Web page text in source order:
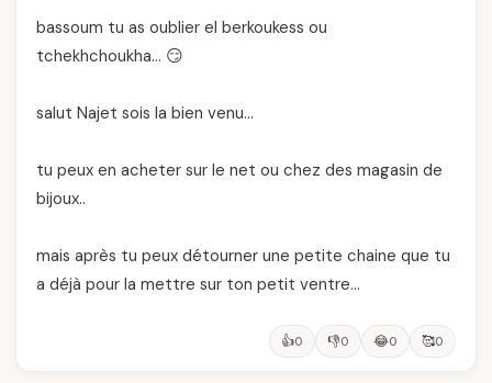
bassoum tu as oublier el berkoukess ou
tchekhchoukha… 😏
salut Najet sois la bien venu…
tu peux en acheter sur le net ou chez des magasin de
bijoux..
mais après tu peux détourner une petite chaine que tu
a déjà pour la mettre sur ton petit ventre…
👍0 👎0 😂0 🥰0